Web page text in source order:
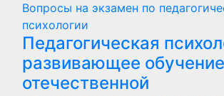
Вопросы на экзамен по
психологии
Педагогическая
развивающее
отечественной